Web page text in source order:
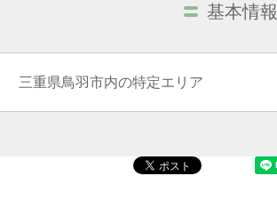
基本情報
三重県鳥羽市内の特定エリア